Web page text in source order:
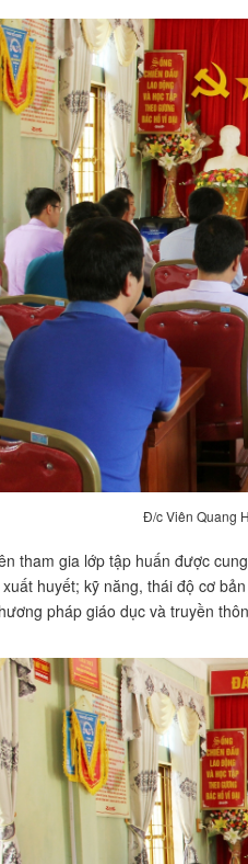
Đ/c Viên Quang
tham gia lớp tập huấn được
huyết; kỹ năng, thái độ cơ
pháp giáo dục và truyền